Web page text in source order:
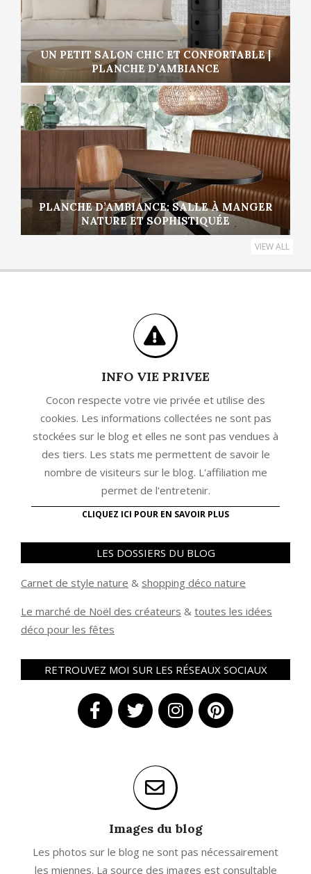
UN PETIT SALON CHIC ET CONFORTABLE |
PLANCHE D’AMBIANCE
PLANCHE D’AMBIANCE: SALLE À MANGER
NATURE ET SOPHISTIQUÉE
VIEW ALL
INFO VIE PRIVEE
Cocon respecte votre vie privée et utilise des
cookies. Les informations collectées ne sont pas
stockées sur le blog et elles ne sont pas vendues à
des tiers. Les stats me permettent de savoir le
nombre de visiteurs sur le blog. L'affiliation me
permet de l'entretenir.
CLIQUEZ ICI POUR EN SAVOIR PLUS
LES DOSSIERS DU BLOG
Carnet de style nature & shopping déco nature
Le marché de Noël des créateurs & toutes les idées
déco pour les fêtes
RETROUVEZ MOI SUR LES RÉSEAUX SOCIAUX
Images du blog
Les photos sur le blog ne sont pas nécessairement
les miennes. La source des images est consultable